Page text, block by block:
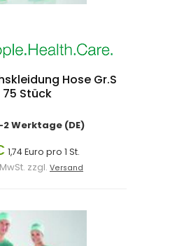
Hose Gr.S
75 Stück
Werktage (DE)
1,74 Euro pro 1 St.
zzgl. Versand